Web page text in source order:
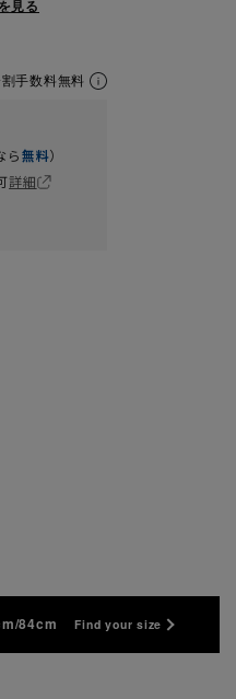
見る
手数料無料
ら無料）
詳細
84cm Find your size